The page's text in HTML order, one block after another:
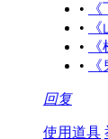
•
•
•
•
回复
使用道具